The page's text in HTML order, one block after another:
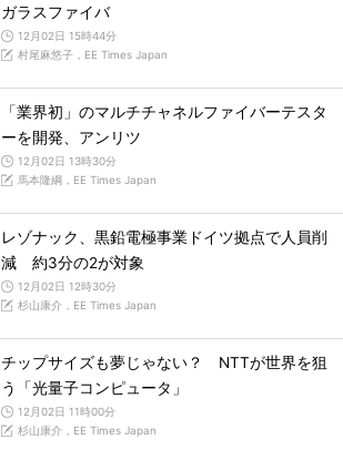
ガラスファイバ
12月02日 15時44分
村尾麻悠子，EE Times Japan
「業界初」のマルチチャネルファイバーテスタ
ーを開発、アンリツ
12月02日 13時30分
馬本隆綱，EE Times Japan
レゾナック、黒鉛電極事業ドイツ拠点で人員削
減 約3分の2が対象
12月02日 12時30分
杉山康介，EE Times Japan
チップサイズも夢じゃない？ NTTが世界を狙
う「光量子コンピュータ」
12月02日 11時00分
杉山康介，EE Times Japan